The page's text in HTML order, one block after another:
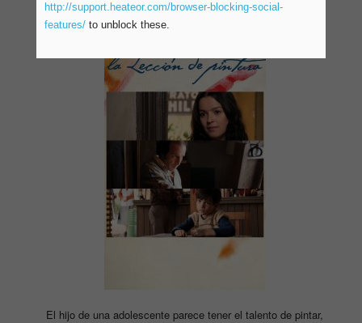
9/26/2020 – Chile
El hijo de una adolescente parece tener el talento de pintar,
http://support.heateor.com/browser-blocking-social-
features/to unblock these.